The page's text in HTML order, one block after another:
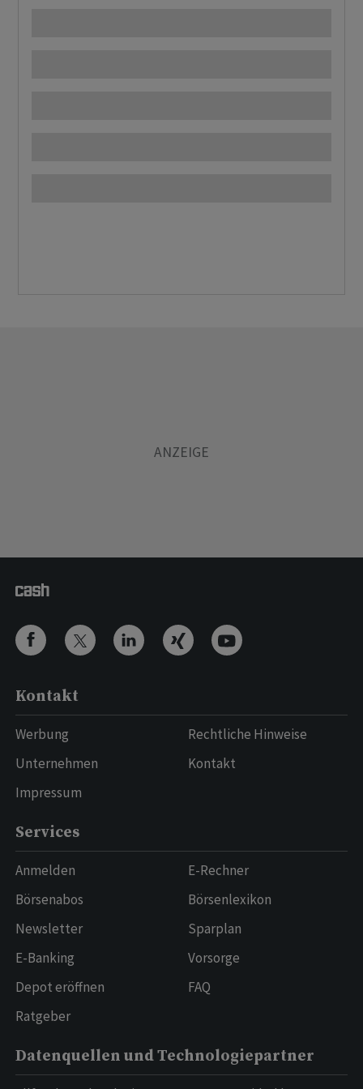
Kontakt
Werbung
Unternehmen
Impressum
Rechtliche Hinweise
Kontakt
Services
Anmelden
Börsenabos
Newsletter
E-Banking
Depot eröffnen
Ratgeber
E-Rechner
Börsenlexikon
Sparplan
Vorsorge
FAQ
Datenquellen und Technologiepartner